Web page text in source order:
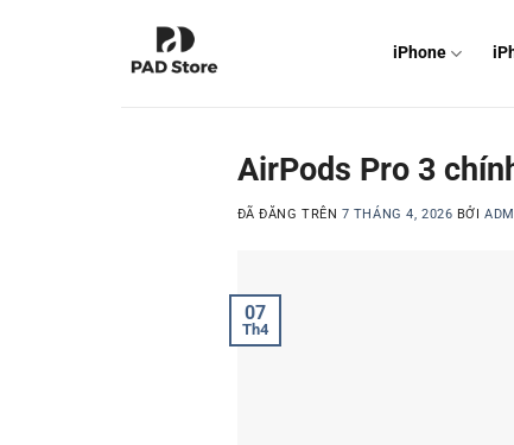
iPhone
AirPods Pro 3
ĐÃ ĐĂNG TRÊN 7 THÁNG 4, 2026 BỞI
07
Th4